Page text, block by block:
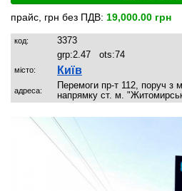
прайс, грн без ПДВ: 19,000.00 грн
код:
3373
grp:2.47 ots:74
місто: Київ
адреса:
Перемоги пр-т 112, поруч з
напрямку ст. м.